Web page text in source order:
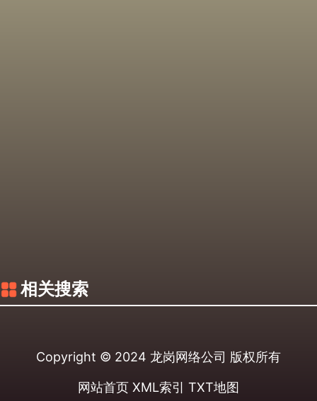
相关搜索
Copyright © 2024 龙岗网络公司 版权所有
网站首页 XML索引 TXT地图